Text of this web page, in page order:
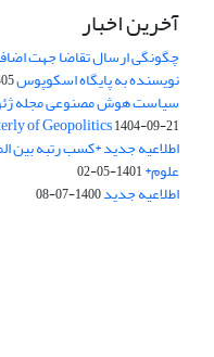
آخرین اخبار
چگونگی ارسال تقاضا جهت
نویسنده به پایگاه اسکوپوس27
سیاست هوش مصنوعی مجله
of Geopolitics1404-09-21
اطلاعیه جدید *کسب رتبه بین
علوم*1401-05-02
اطلاعیه جدید1400-07-08